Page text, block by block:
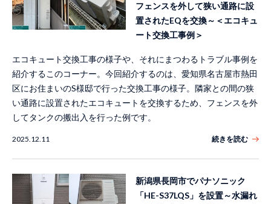
フェンスを外して狭い通路に設
置されたEQを交換～＜エコキュ
ート交換工事例＞
エコキュート交換工事の様子や、それにまつわるトラブル事例を
紹介するこのコーナー。今回紹介するのは、愛知県名古屋市熱田
区にお住まいのS様邸で行った交換工事の様子。隣家との間の狭
い通路に設置されたエコキュートを交換するため、フェンスを外
してタンクの搬出入を行った例です。
2025.12.11 続きを読む
新潟県長岡市でパナソニック
「HE-S37LQS」を設置～水漏れ